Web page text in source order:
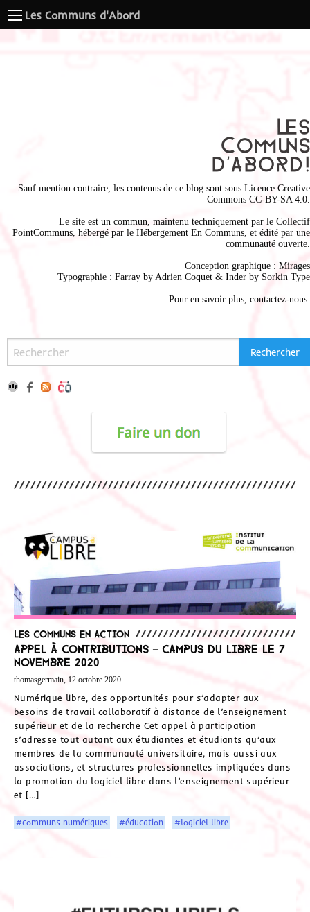
Les Communs d'Abord
Sauf mention contraire, les contenus de ce blog sont sous Licence Creative
Commons CC-BY-SA 4.0
Le site est un commun, maintenu techniquement par le Collectif
PointCommuns , hébergé par le Hébergement En Communs , et édité par une
communauté ouverte.
Conception graphique : Mirages
Typographie : Farray by Adrien Coquet & Inder by Sorkin Type
Pour en savoir plus, contactez-nous
Les communs en action
Appel à contributions – Campus du libre le 7
novembre 2020
thomasgermain, 12 octobre 2020.
Numérique libre, des opportunités pour s’adapter aux
besoins de travail collaboratif à distance de l’enseignement
supérieur et de la recherche Cet appel à participation
s’adresse tout autant aux étudiantes et étudiants qu’aux
membres de la communauté universitaire, mais aussi aux
associations, et structures professionnelles impliquées dans
la promotion du logiciel libre dans l’enseignement supérieur
et […]
#communs numériques #éducation #logiciel libre